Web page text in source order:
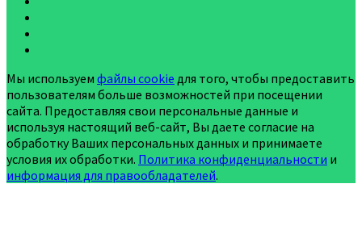
Мы используем файлы cookie для того, чтобы предоставить
пользователям больше возможностей при посещении
сайта. Предоставляя свои персональные данные и
используя настоящий веб-сайт, Вы даете согласие на
обработку Ваших персональных данных и принимаете
условия их обработки. Политика конфиденциальности и
информация для правообладателей.